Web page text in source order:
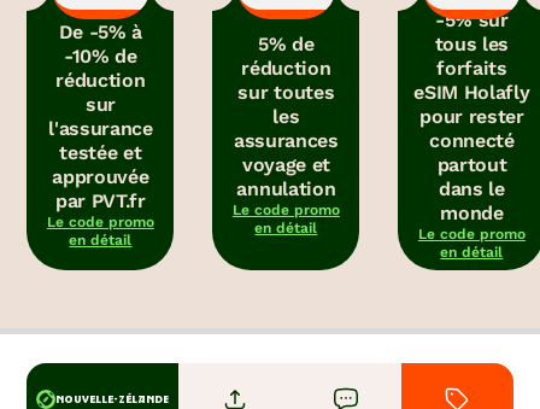
De -5% à
-10% de
réduction
sur
l'assurance
testée et
approuvée
par PVT.fr
Le code promo
en détail
5% de
réduction
sur toutes
les
assurances
voyage et
annulation
Le code promo
en détail
-5% sur
tous les
forfaits
eSIM Holafly
pour rester
connecté
partout
dans le
monde
Le code promo
en détail
NOUVELLE-ZÉLANDE